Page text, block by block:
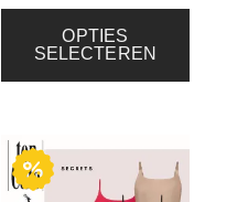
OPTIES
SELECTEREN